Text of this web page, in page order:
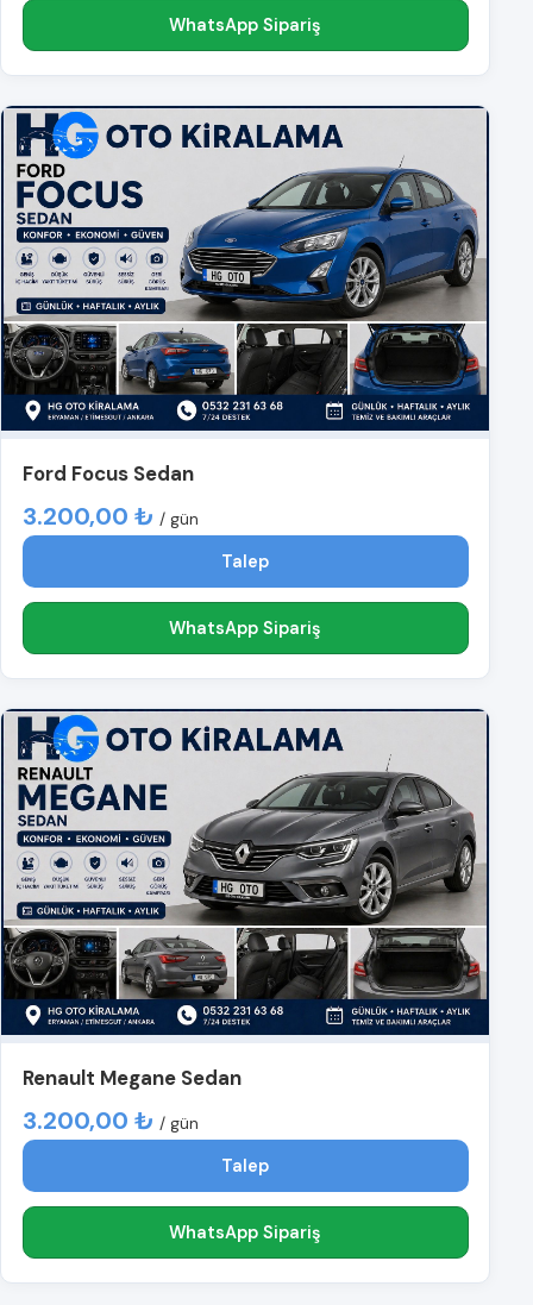
WhatsApp Sipariş
Ford Focus Sedan
3.200,00 ₺ / gün
Talep
WhatsApp Sipariş
Renault Megane Sedan
3.200,00 ₺ / gün
Talep
WhatsApp Sipariş